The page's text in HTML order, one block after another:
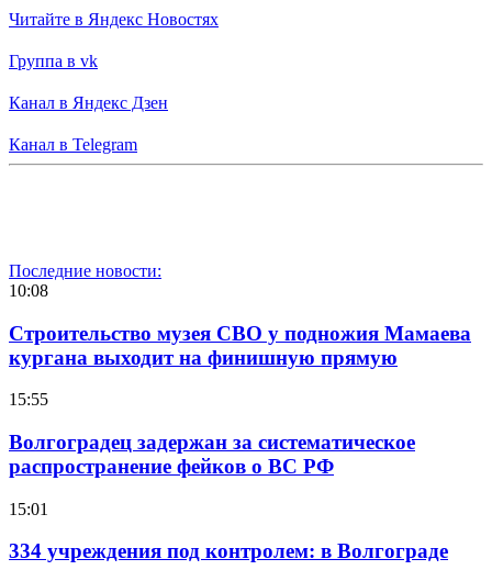
Читайте в Яндекс Новостях
Группа в vk
Канал в Яндекс Дзен
Канал в Telegram
Последние новости:
10:08
Строительство музея СВО у подножия Мамаева
кургана выходит на финишную прямую
15:55
Волгоградец задержан за систематическое
распространение фейков о ВС РФ
15:01
334 учреждения под контролем: в Волгограде